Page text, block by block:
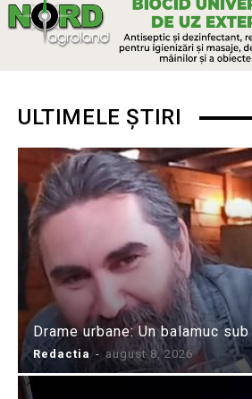
ULTIMELE ȘTIRI
Drame urbane: Un balamuc
Redactia - august 8, 2026